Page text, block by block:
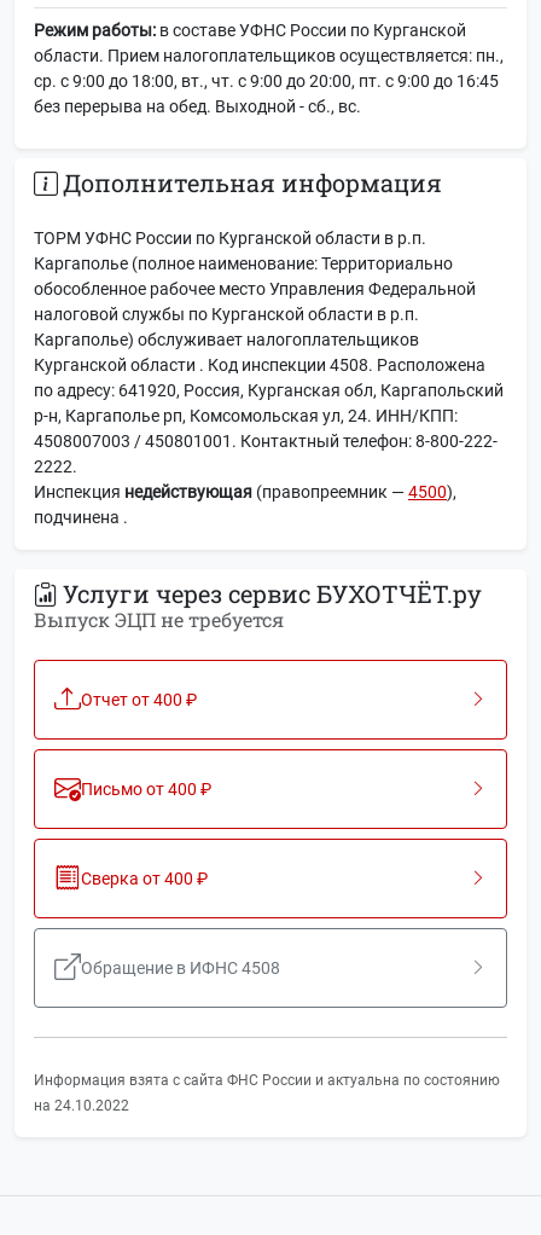
Режим работы: в составе УФНС России по Курганской
области. Прием налогоплательщиков осуществляется: пн.,
ср. с 9:00 до 18:00, вт., чт. с 9:00 до 20:00, пт. с 9:00 до 16:45
без перерыва на обед. Выходной - сб., вс.
Дополнительная информация
ТОРМ УФНС России по Курганской области в р.п.
Каргаполье (полное наименование: Территориально
обособленное рабочее место Управления Федеральной
налоговой службы по Курганской области в р.п.
Каргаполье) обслуживает налогоплательщиков
Курганской области . Код инспекции 4508. Расположена
по адресу: 641920, Россия, Курганская обл, Каргапольский
р-н, Каргаполье рп, Комсомольская ул, 24. ИНН/КПП:
4508007003 / 450801001. Контактный телефон: 8-800-222-
2222.
Инспекция недействующая (правопреемник —4500),
подчинена .
Услуги через сервис БУХОТЧЁТ.ру
Выпуск ЭЦП не требуется
Отчет от 400 ₽
Письмо от 400 ₽
Сверка от 400 ₽
Обращение в ИФНС 4508
Информация взята с сайта ФНС России и актуальна по состоянию
на 24.10.2022